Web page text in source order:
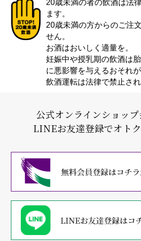
20歳未満の者の飲酒は法
ます。
20歳未満の方からのご注
せん。
お酒はおいしく適量を。
妊娠中や授乳期の飲酒は
に悪影響を与えるおそれが
飲酒運転は法律で禁止され
公式オンラインショッ
LINEお友達登録でオト